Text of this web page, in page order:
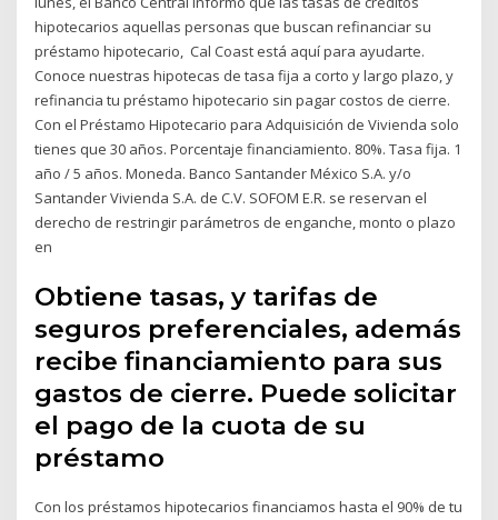
hipotecarios aquellas personas que buscan refinanciar su
préstamo hipotecario, Cal Coast está aquí para ayudarte.
Conoce nuestras hipotecas de tasa fija a corto y largo plazo, y
refinancia tu préstamo hipotecario sin pagar costos de cierre.
Con el Préstamo Hipotecario para Adquisición de Vivienda solo
tienes que 30 años. Porcentaje financiamiento. 80%. Tasa fija. 1
año / 5 años. Moneda. Banco Santander México S.A. y/o
Santander Vivienda S.A. de C.V. SOFOM E.R. se reservan el
derecho de restringir parámetros de enganche, monto o plazo
en
Obtiene tasas, y tarifas de
seguros preferenciales, además
recibe financiamiento para sus
gastos de cierre. Puede solicitar
el pago de la cuota de su
préstamo
Con los préstamos hipotecarios financiamos hasta el 90% de tu